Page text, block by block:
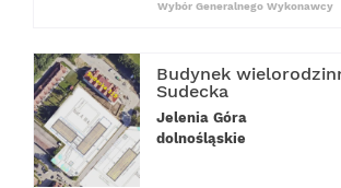
Wybór Generalnego Wykonawcy
Budynek
Sudecka
Jelenia Góra
dolnośląskie